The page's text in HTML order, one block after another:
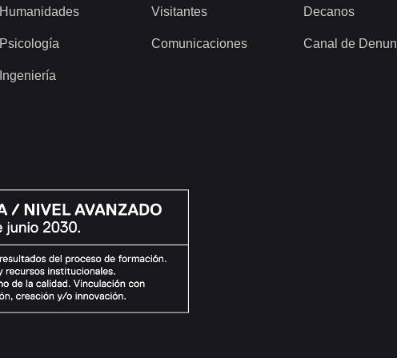
Humanidades
Psicología
Ingeniería
Visitantes
Comunicaciones
Decanos
Canal de